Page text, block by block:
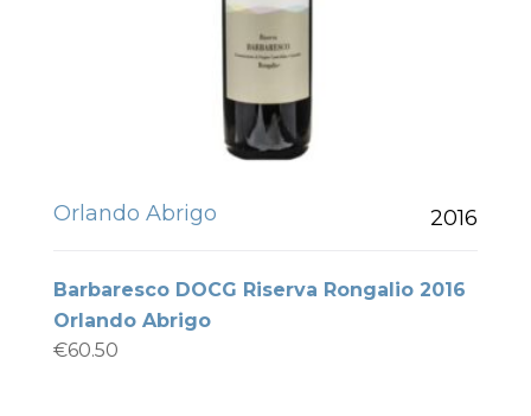
Orlando Abrigo 2016
Barbaresco DOCG Riserva Rongalio 2016
Orlando Abrigo
€60.50